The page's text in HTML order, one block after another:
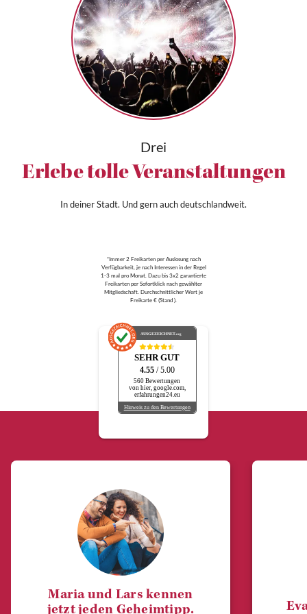
Drei
Erlebe tolle Veranstaltungen
In deiner Stadt. Und gern auch deutschlandweit.
*Immer 2 Freikarten per Auslosung nach
Verfügbarkeit, je nach Interessen in der Regel
1-3 mal pro Monat. Dazu bis 3x2 garantierte
Freikarten per Sofortklick nach gewählter
Mitgliedschaft. Durchschnittlicher Wert je
Freikarte € (Stand ).
AUSGEZEICHNET.org
SEHR GUT
4.55 / 5.00
560 Bewertungen
von hier, google.com,
erfahrungen24.eu
Hinweis zu den Bewertungen
Maria und Lars kennen
jetzt jeden Geheimtipp.